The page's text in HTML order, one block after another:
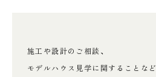
施工や設計のご相談、
モデルハウス見学に関することなど